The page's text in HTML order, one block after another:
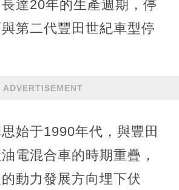
達20年的生產週期，停
第二代豐田世紀車型停
ADVERTISEMENT
始于1990年代，與豐田
電混合車的時期重疊，
動力發展方向埋下伏